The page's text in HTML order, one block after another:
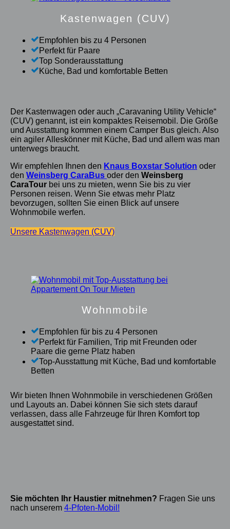
Kastenwagen (CUV)
Empfohlen bis zu 4 Personen
Perfekt für Paare
Top Sonderausstattung
Küche, Bad und komfortable Betten
Der Kastenwagen oder auch „Caravaning Utility Vehicle“
(CUV) genannt, ist ein kompaktes Reisemobil. Die Größe
und Ausstattung kommen einem Camper Bus gleich. Also
ein agiler Alleskönner mit Küche, Bad und allem was man
unterwegs braucht.
Wir empfehlen Ihnen den Knaus Boxstar Solution oder
den Weinsberg CaraBus oder den Weinsberg
CaraTour bei uns zu mieten, wenn Sie bis zu vier
Personen reisen. Wenn Sie etwas mehr Platz
bevorzugen, sollten Sie einen Blick auf unsere
Wohnmobile werfen.
Unsere Kastenwagen (CUV)
Wohnmobile
Empfohlen für bis zu 4 Personen
Perfekt für Familien, Trip mit Freunden oder
Paare die gerne Platz haben
Top-Ausstattung mit Küche, Bad und komfortable
Betten
Wir bieten Ihnen Wohnmobile in verschiedenen Größen
und Layouts an. Dabei können Sie sich stets darauf
verlassen, dass alle Fahrzeuge für Ihren Komfort top
ausgestattet sind.
Sie möchten Ihr Haustier mitnehmen? Fragen Sie uns
nach unserem 4-Pfoten-Mobil!